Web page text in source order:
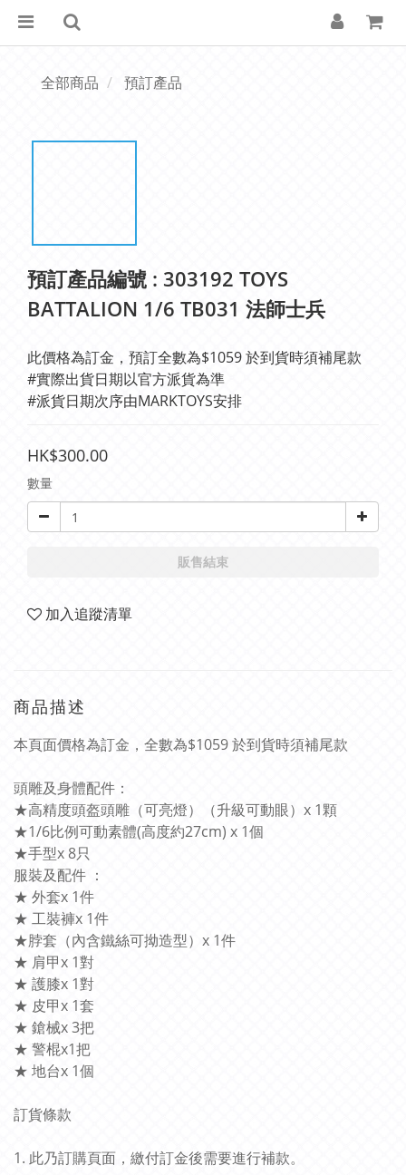
全部商品 預訂產品
預訂產品編號 : 303192 TOYS
BATTALION 1/6 TB031 法師士兵
此價格為訂金，預訂全數為$1059 於到貨時須補尾款
#實際出貨日期以官方派貨為準
#派貨日期次序由MARKTOYS安排
HK$300.00
數量
販售結束
加入追蹤清單
商品描述
本頁面價格為訂金，全數為$1059 於到貨時須補尾款
頭雕及身體配件：
★高精度頭盔頭雕（可亮燈）（升級可動眼）x 1顆
★1/6比例可動素體(高度約27cm) x 1個
★手型x 8只
服裝及配件 ：
★ 外套x 1件
★ 工裝褲x 1件
★脖套（內含鐵絲可拗造型）x 1件
★ 肩甲x 1對
★ 護膝x 1對
★ 皮甲x 1套
★ 鎗械x 3把
★ 警棍x1把
★ 地台x 1個
訂貨條款
1. 此乃訂購頁面，繳付訂金後需要進行補款。